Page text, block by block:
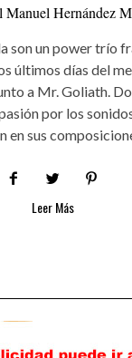
Manuel Hernández
son un power trío
últimos días del
a Mr. Goliath.
por los
en sus
Leer Más